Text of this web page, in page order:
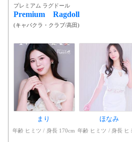
プレミアム ラグドール
Premium Ragdoll
(キャバクラ・クラブ/高田)
まり
年齢 ヒミツ 身長 170cm
ほなみ
年齢 ヒミツ 身長 ヒ